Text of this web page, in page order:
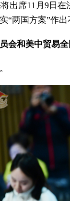
出席11月9日
“两国方案”作出
会和美中贸易